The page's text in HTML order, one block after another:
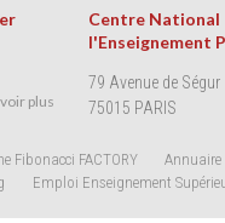
plus
Centre National
l'Enseignement
79 Avenue de Ségur
75015 PARIS
Fibonacci FACTORY
Annuaire
Emploi Enseignement